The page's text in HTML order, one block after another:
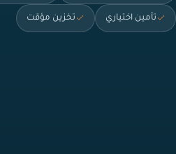
تأمين اختياري تخزين مؤقت